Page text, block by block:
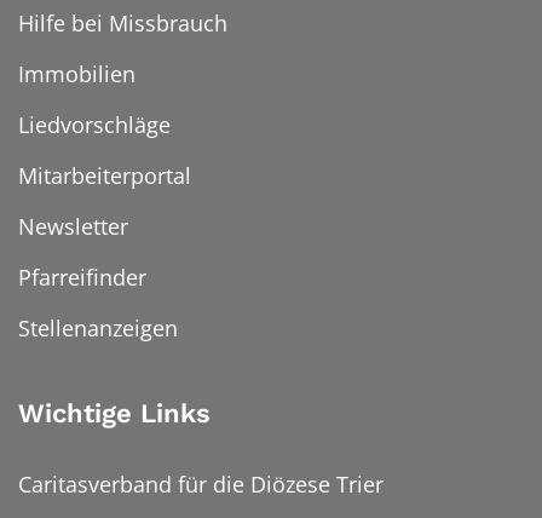
Hilfe bei Missbrauch
Immobilien
Liedvorschläge
Mitarbeiterportal
Newsletter
Pfarreifinder
Stellenanzeigen
Wichtige Links
Caritasverband für die Diözese Trier